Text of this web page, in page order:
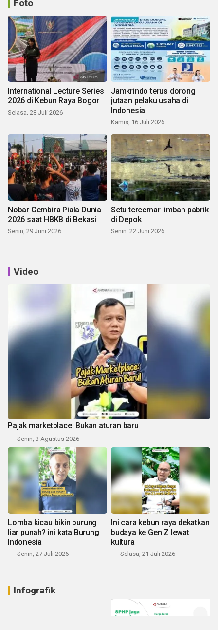
Foto
International Lecture Series
2026 di Kebun Raya Bogor
Selasa, 28 Juli 2026
Jamkrindo terus dorong
jutaan pelaku usaha di
Indonesia
Kamis, 16 Juli 2026
Nobar Gembira Piala Dunia
2026 saat HBKB di Bekasi
Senin, 29 Juni 2026
Setu tercemar limbah pabrik
di Depok
Senin, 22 Juni 2026
Video
Pajak marketplace: Bukan aturan baru
Senin, 3 Agustus 2026
Lomba kicau bikin burung
liar punah? ini kata Burung
Indonesia
Senin, 27 Juli 2026
Ini cara kebun raya dekatkan
budaya ke Gen Z lewat
kultura
Selasa, 21 Juli 2026
Infografik